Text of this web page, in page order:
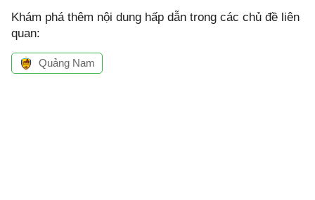
Khám phá thêm nội dung hấp dẫn trong các chủ đề liên
quan:
Quảng Nam